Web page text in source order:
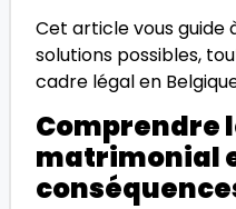
Cet article vous guide
solutions possibles,
cadre légal en
Comprendre
matrimonial